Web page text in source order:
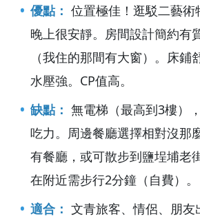
優點： 位置極佳！逛駁二藝術
晚上很安靜。房間設計簡約有
（我住的那間有大窗）。床鋪
水壓強。CP值高。
缺點： 無電梯（最高到3樓）
吃力。周邊餐廳選擇相對沒那
有餐廳，或可散步到鹽埕埔老
在附近需步行2分鐘（自費）。
適合： 文青旅客、情侶、朋友